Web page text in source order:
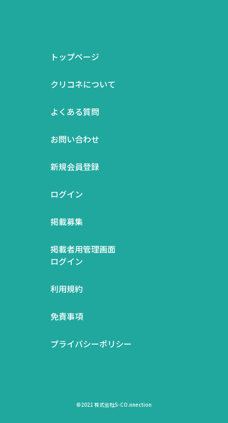
トップページ
クリコネについて
よくある質問
お問い合わせ
新規会員登録
ログイン
掲載募集
掲載者用管理画面
ログイン
利用規約
免責事項
プライバシーポリシー
©2021 株式会社S-CO.nnection